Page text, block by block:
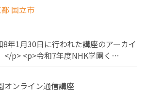
国立市
年1月30日に行われた講座のアーカイ
</p> <p>令和7年度NHK学園く…
オンライン通信講座